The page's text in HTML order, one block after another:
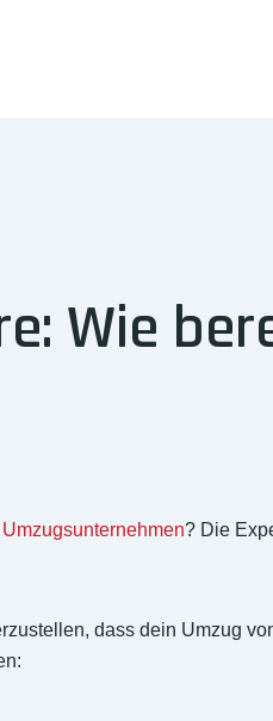
Wie
Umzugsunternehmen? Die
dass dein Umzug